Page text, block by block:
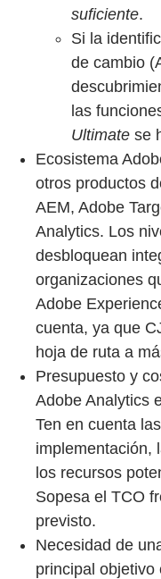
suficiente.
Si la
de cambio
las
Ultimate se
Ecosistema
otros productos
AEM, Adobe
Analytics. Los
desbloquean
organizaciones
Adobe
cuenta, ya que
hoja de ruta a
Presupuesto y
Adobe Analytics
Ten en cuenta
implementación,
los recursos
Sopesa el TCO
previsto.
Necesidad de
principal objetivo